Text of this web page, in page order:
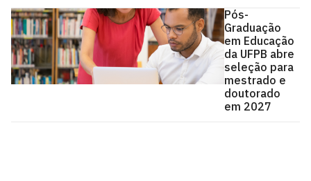
Pós-
Graduação
em Educação
da UFPB abre
seleção para
mestrado e
doutorado
em 2027